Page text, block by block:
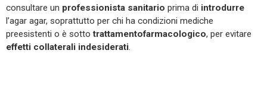
consultare un professionista sanitario prima di introdurre
l’agar agar, soprattutto per chi ha condizioni mediche
preesistenti o è sottotrattamentofarmacologico, per evitare
effetti collaterali indesiderati